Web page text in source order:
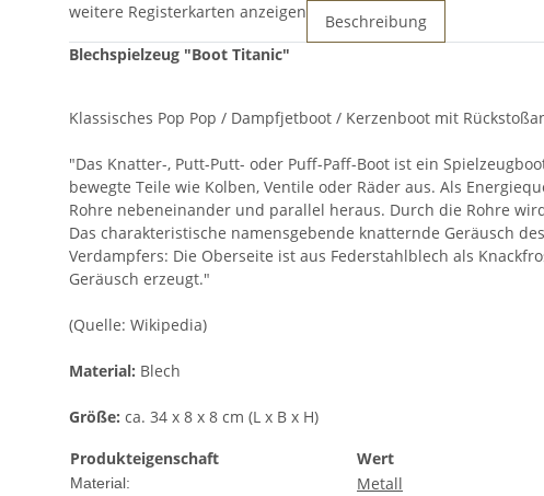
weitere Registerkarten anzeigen
Beschreibung
Blechspielzeug "Boot Titanic"
Klassisches Pop Pop / Dampfjetboot / Kerzenboot mit
"Das Knatter-, Putt-Putt- oder Puff-Paff-Boot ist ein
bewegte Teile wie Kolben, Ventile oder Räder aus. Als
Rohre nebeneinander und parallel heraus. Durch die Rohre
Das charakteristische namensgebende knatternde Geräusch
Verdampfers: Die Oberseite ist aus Federstahlblech als
Geräusch erzeugt."
(Quelle: Wikipedia)
Material: Blech
Größe: ca. 34 x 8 x 8 cm (L x B x H)
Produkteigenschaft
Wert
Material: Metall